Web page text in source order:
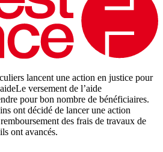
lancent une action en justice pour
versement de l’aide
pour bon nombre de bénéficiaires.
ont décidé de lancer une action
des frais de travaux de
ont avancés.